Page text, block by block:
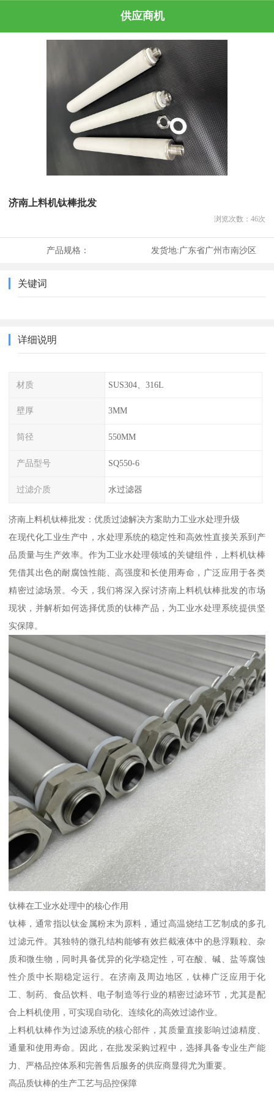
供应商机
济南上料机钛棒批发
浏览次数： 46次
产品规格： 发货地:广东省广州市南沙区
关键词
详细说明
材质 SUS304、316L
壁厚 3MM
筒径 550MM
产品型号 SQ550-6
过滤介质 水过滤器
济南上料机钛棒批发：优质过滤解决方案助力工业水处理升级
在现代化工业生产中，水处理系统的稳定性和高效性直接关系到产
品质量与生产效率。作为工业水处理领域的关键组件，上料机钛棒
凭借其出色的耐腐蚀性能、高强度和长使用寿命，广泛应用于各类
精密过滤场景。今天，我们将深入探讨济南上料机钛棒批发的市场
现状，并解析如何选择优质的钛棒产品，为工业水处理系统提供坚
实保障。
钛棒在工业水处理中的核心作用
钛棒，通常指以钛金属粉末为原料，通过高温烧结工艺制成的多孔
过滤元件。其独特的微孔结构能够有效拦截液体中的悬浮颗粒、杂
质和微生物，同时具备优异的化学稳定性，可在酸、碱、盐等腐蚀
性介质中长期稳定运行。在济南及周边地区，钛棒广泛应用于化
工、制药、食品饮料、电子制造等行业的精密过滤环节，尤其是配
合上料机使用，可实现自动化、连续化的高效过滤作业。
上料机钛棒作为过滤系统的核心部件，其质量直接影响过滤精度、
通量和使用寿命。因此，在批发采购过程中，选择具备专业生产能
力、严格品控体系和完善售后服务的供应商显得尤为重要。
高品质钛棒的生产工艺与品控保障